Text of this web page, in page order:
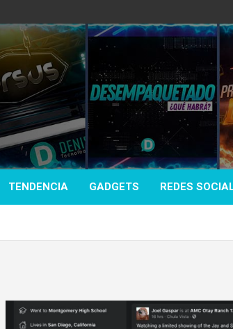
TENDENCIA GADGETS REDES